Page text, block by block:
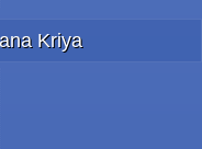
Kriya